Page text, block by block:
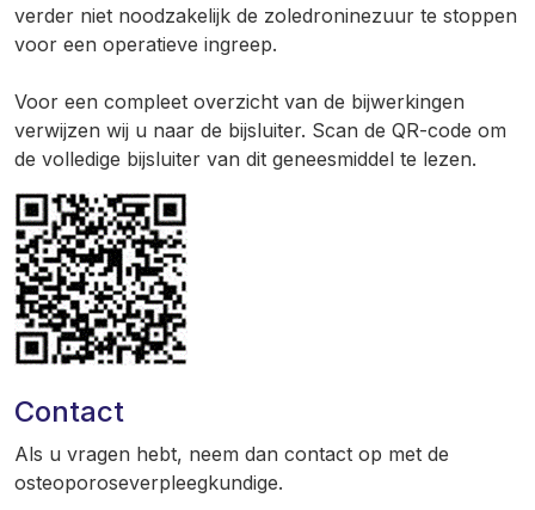
verder niet noodzakelijk de zoledroninezuur te stoppen
voor een operatieve ingreep.
Voor een compleet overzicht van de bijwerkingen
verwijzen wij u naar de bijsluiter. Scan de QR-code om
de volledige bijsluiter van dit geneesmiddel te lezen.
Contact
Als u vragen hebt, neem dan contact op met de
osteoporoseverpleegkundige.